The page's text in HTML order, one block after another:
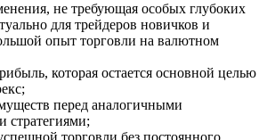
не требующая особых глубоких
для трейдеров новичков и
опыт торговли на валютном
которая остается основной целью
перед аналогичными
стратегиями;